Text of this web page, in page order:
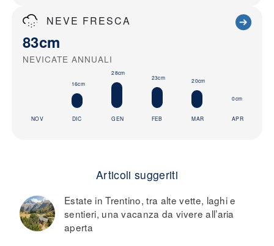
NEVE FRESCA
83cm
NEVICATE ANNUALI
NOV
16cm
DIC
28cm
GEN
23cm
FEB
20cm
MAR
0cm
APR
Articoli suggeriti
Estate in Trentino, tra alte vette, laghi e
sentieri, una vacanza da vivere all’aria
aperta